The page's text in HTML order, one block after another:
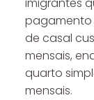
imigrantes
pagamento
de casal
mensais,
quarto
mensais.